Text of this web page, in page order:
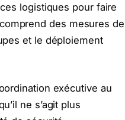
logistiques pour faire
des mesures de
et le déploiement
exécutive au
ne s’agit plus